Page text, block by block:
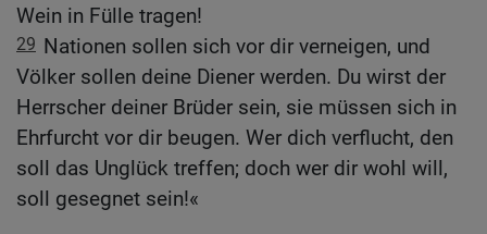
Wein in Fülle tragen!
29 Nationen sollen sich vor dir verneigen, und
Völker sollen deine Diener werden. Du wirst der
Herrscher deiner Brüder sein, sie müssen sich in
Ehrfurcht vor dir beugen. Wer dich verflucht, den
soll das Unglück treffen; doch wer dir wohl will,
soll gesegnet sein!«